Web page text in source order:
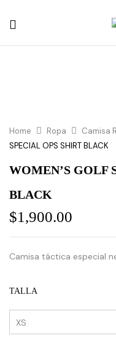
Home Ropa Camisa
SPECIAL OPS SHIRT BLACK
WOMEN’S GOLF
BLACK
$1,900.00
Camisa táctica especial
TALLA